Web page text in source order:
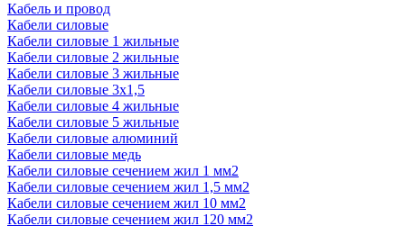
Кабель и провод
Кабели силовые
Кабели силовые 1 жильные
Кабели силовые 2 жильные
Кабели силовые 3 жильные
Кабели силовые 3х1,5
Кабели силовые 4 жильные
Кабели силовые 5 жильные
Кабели силовые алюминий
Кабели силовые медь
Кабели силовые сечением жил 1 мм2
Кабели силовые сечением жил 1,5 мм2
Кабели силовые сечением жил 10 мм2
Кабели силовые сечением жил 120 мм2